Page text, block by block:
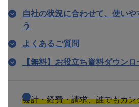
自社の状況に合わせて、使い
う
よくあるご質問
【無料】お役立ち資料ダウンロ
会計・経費・請求、誰でもカ